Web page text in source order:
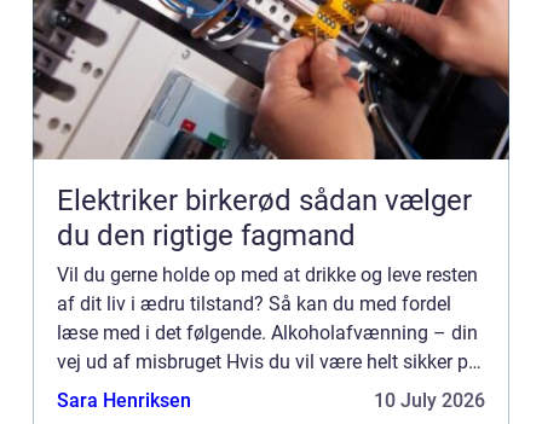
Elektriker birkerød sådan vælger
du den rigtige fagmand
Vil du gerne holde op med at drikke og leve resten
af dit liv i ædru tilstand? Så kan du med fordel
læse med i det følgende. Alkoholafvænning – din
vej ud af misbruget Hvis du vil være helt sikker på
at din afvænning har varig effekt, bør du opsøge
Sara Henriksen 10 July 2026